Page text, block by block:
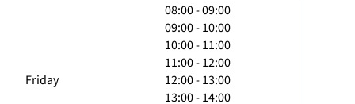
Friday
08:00 - 09:00
09:00 - 10:00
10:00 - 11:00
11:00 - 12:00
12:00 - 13:00
13:00 - 14:00